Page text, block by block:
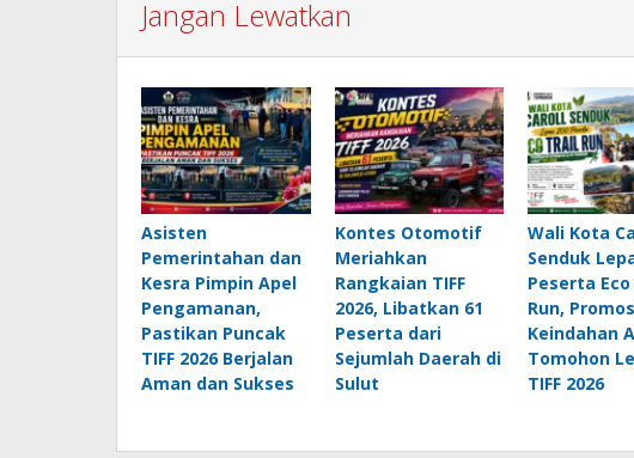
Jangan Lewatkan
Asisten
Pemerintahan dan
Kesra Pimpin Apel
Pengamanan,
Pastikan Puncak
TIFF 2026 Berjalan
Aman dan Sukses
Kontes Otomotif
Meriahkan
Rangkaian TIFF
2026, Libatkan 61
Peserta dari
Sejumlah Daerah di
Sulut
Wali Kota
Senduk
Peserta
Run,
Keindahan
Tomohon
TIFF 2026